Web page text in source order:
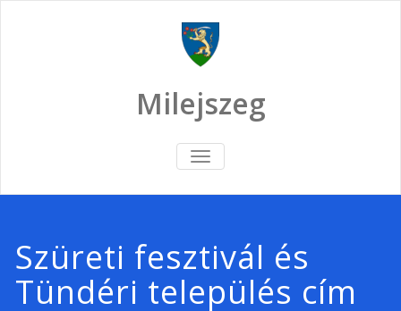
Milejszeg
TOGGLE
NAVIGATION
Szüreti fesztivál és
Tündéri település cím